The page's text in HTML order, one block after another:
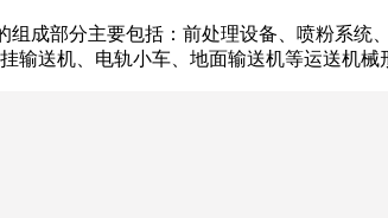
组成部分主要包括：前处理设备、喷粉系
送机、电轨小车、地面输送机等运送机械